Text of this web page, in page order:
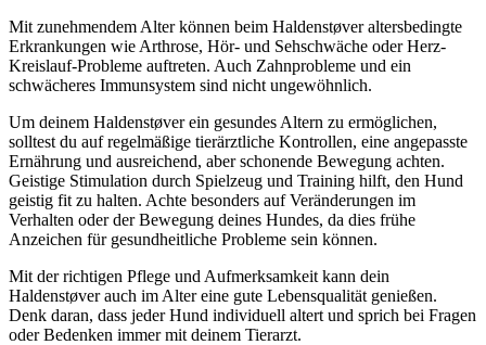
Mit zunehmendem Alter können beim Haldenstøver altersbedingte
Erkrankungen wie Arthrose, Hör- und Sehschwäche oder Herz-
Kreislauf-Probleme auftreten. Auch Zahnprobleme und ein
schwächeres Immunsystem sind nicht ungewöhnlich.
Um deinem Haldenstøver ein gesundes Altern zu ermöglichen,
solltest du auf regelmäßige tierärztliche Kontrollen, eine angepasste
Ernährung und ausreichend, aber schonende Bewegung achten.
Geistige Stimulation durch Spielzeug und Training hilft, den Hund
geistig fit zu halten. Achte besonders auf Veränderungen im
Verhalten oder der Bewegung deines Hundes, da dies frühe
Anzeichen für gesundheitliche Probleme sein können.
Mit der richtigen Pflege und Aufmerksamkeit kann dein
Haldenstøver auch im Alter eine gute Lebensqualität genießen.
Denk daran, dass jeder Hund individuell altert und sprich bei Fragen
oder Bedenken immer mit deinem Tierarzt.